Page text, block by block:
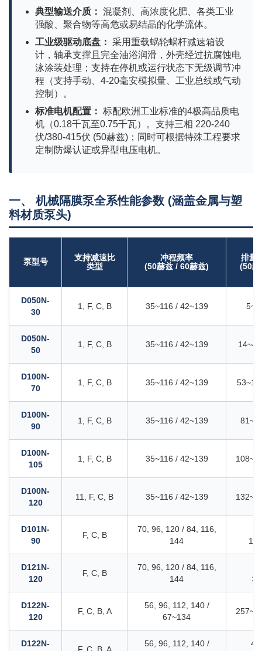
典型输送介质： 混凝剂、高浓度化肥、各类工业
强酸、聚合物等高危或易结晶的化学流体。
工业级驱动底盘： 采用重载蜗轮蜗杆减速箱设
计，轴承支撑且完全油浴润滑，外壳经过抗腐蚀电
泳涂装处理；支持在停机或运行状态下无级调节冲
程（支持手动、4-20毫安模拟量、工业总线或气动
控制）。
标准电机配置： 标配欧洲工业标准的4极高品质电
机（0.18千瓦至0.75千瓦）。支持三相 220-240
伏/380-415伏 (50赫兹)；同时可根据特殊工程要求
定制防爆认证或异型电压电机。
一、 机械隔膜泵全系性能参数 (涵盖金属与塑
料材质泵头)
泵型号
支持减速比
类型
冲程频率
(50赫兹 / 60赫兹)
排量
(50赫
D050N-
30
1, F, C, B 35~116 / 42~139
D050N-
50
1, F, C, B 35~116 / 42~139
D100N-
70
1, F, C, B 35~116 / 42~139
D100N-
90
1, F, C, B 35~116 / 42~139
D100N-
105
1, F, C, B 35~116 / 42~139
D100N-
120
11, F, C, B 35~116 / 42~139
D101N-
90
F, C, B
70, 96, 120 / 84, 116,
144
D121N-
120
F, C, B
70, 96, 120 / 84, 116,
144
D122N-
120
F, C, B, A
56, 96, 112, 140 /
67~134
D122N-
56, 96, 112, 140 /